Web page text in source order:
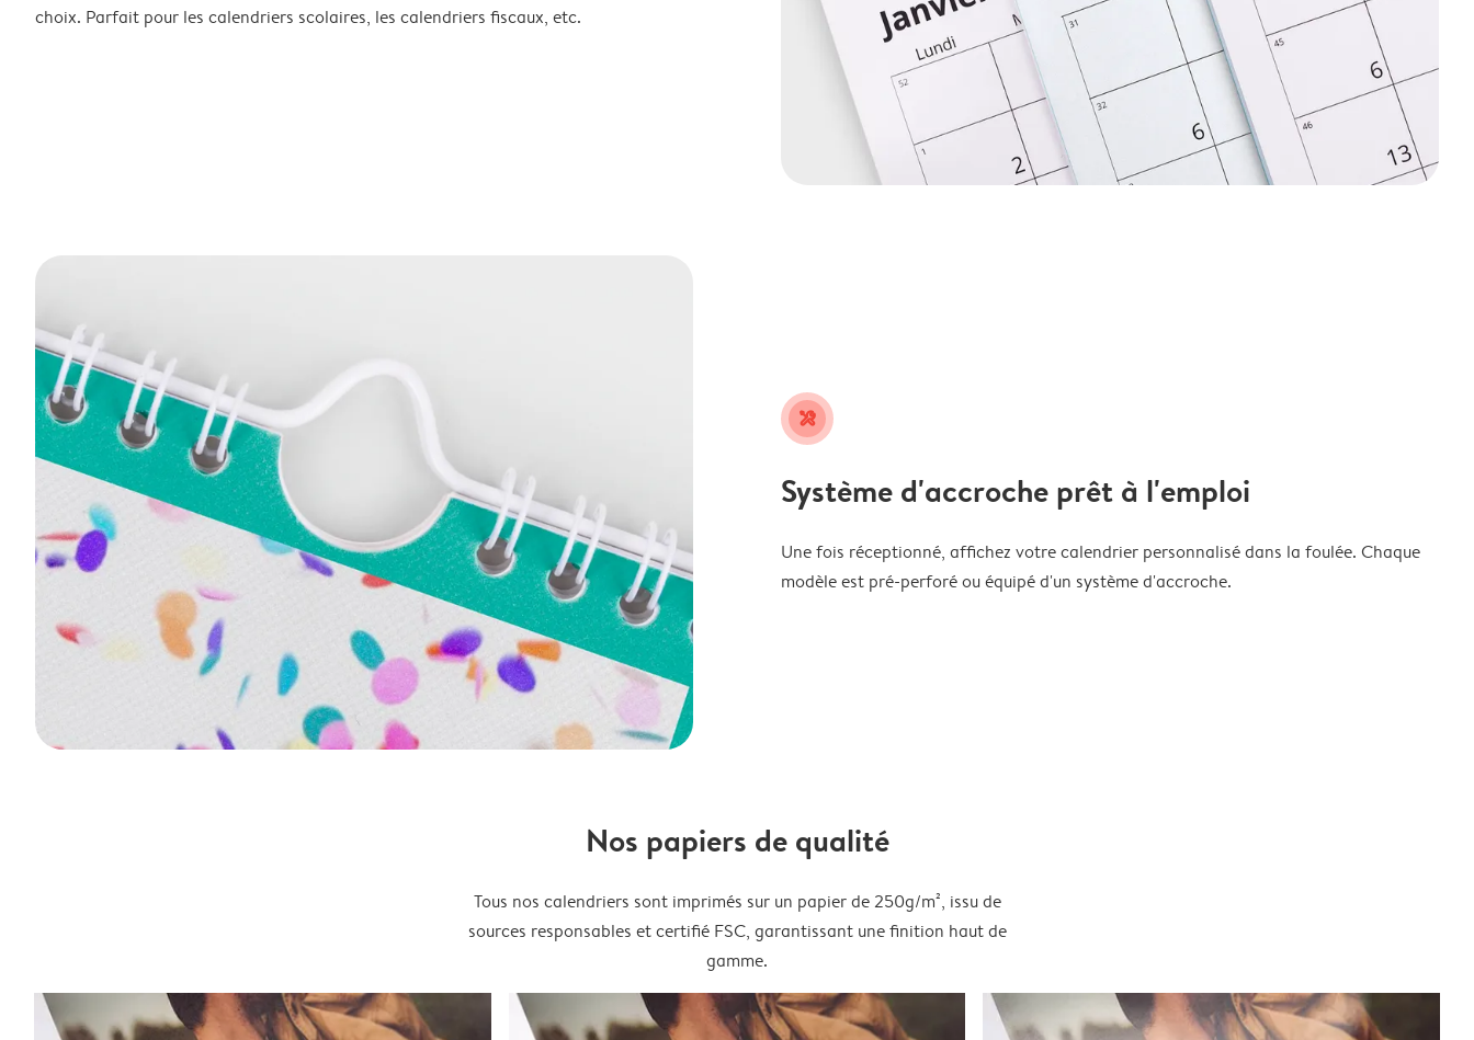
choix. Parfait pour les calendriers scolaires, les calendriers fiscaux, etc.
tools
Système d'accroche prêt à l'emploi
Une fois réceptionné, affichez votre calendrier personnalisé dans la foulée. Chaque
modèle est pré-perforé ou équipé d'un système d'accroche.
Nos papiers de qualité
Tous nos calendriers sont imprimés sur un papier de 250g/m², issu de
sources responsables et certifié FSC, garantissant une finition haut de
gamme.